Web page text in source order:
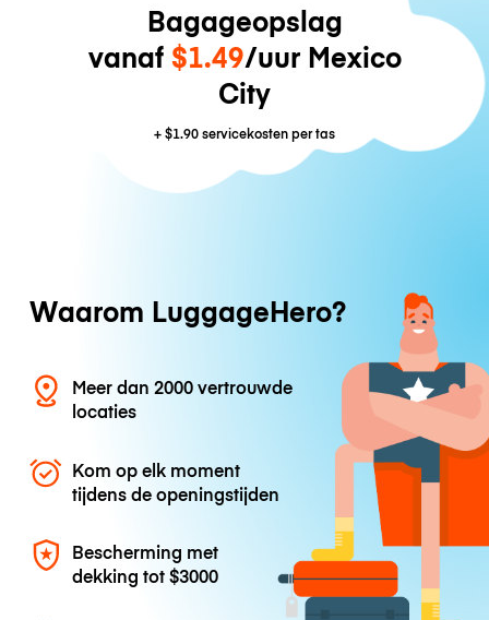
Bagageopslag
vanaf $1.49/uur Mexico
City
+$1.90servicekosten per tas
Waarom LuggageHero?
Meer dan 2000 vertrouwde
locaties
Kom op elk moment
tijdens de openingstijden
Bescherming met
dekking tot$3000